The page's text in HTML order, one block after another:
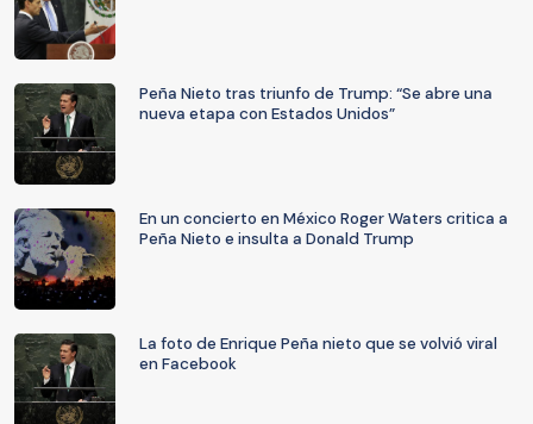
Peña Nieto tras triunfo de Trump: “Se abre una
nueva etapa con Estados Unidos”
En un concierto en México Roger Waters critica a
Peña Nieto e insulta a Donald Trump
La foto de Enrique Peña nieto que se volvió viral
en Facebook